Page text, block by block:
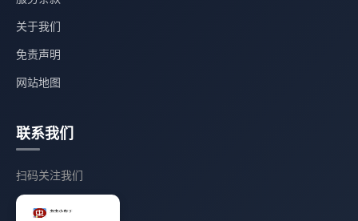
关于我们
免责声明
网站地图
联系我们
扫码关注我们